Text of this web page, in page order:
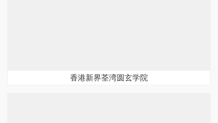
香港新界荃湾圆玄学院